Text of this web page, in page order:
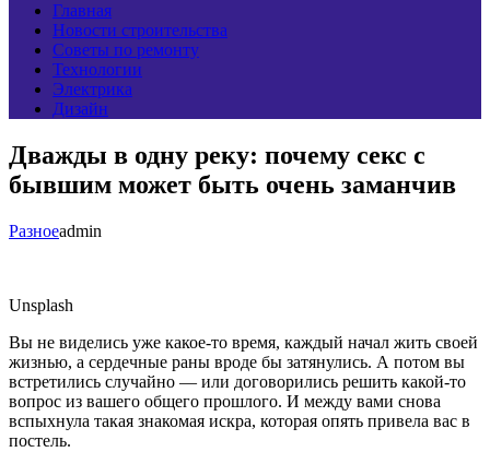
Главная
Новости строительства
Советы по ремонту
Технологии
Электрика
Дизайн
Дважды в одну реку: почему секс с
бывшим может быть очень заманчив
Разноеadmin
Unsplash
Вы не виделись уже какое-то время, каждый начал жить своей
жизнью, а сердечные раны вроде бы затянулись. А потом вы
встретились случайно — или договорились решить какой-то
вопрос из вашего общего прошлого. И между вами снова
вспыхнула такая знакомая искра, которая опять привела вас в
постель.